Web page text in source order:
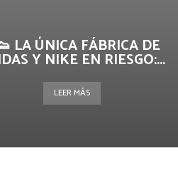
LA ÚNICA FÁBRICA DE
Y NIKE EN RIESGO:...
LEER MÁS